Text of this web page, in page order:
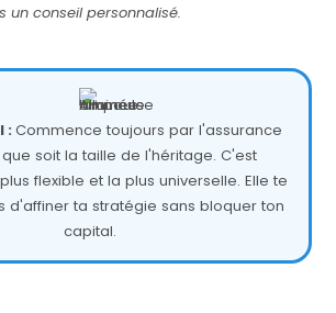
un conseil personnalisé.
: Commence toujours par l'assurance
soit la taille de l'héritage. C'est
flexible et la plus universelle. Elle te
d'affiner ta stratégie sans bloquer ton
capital.